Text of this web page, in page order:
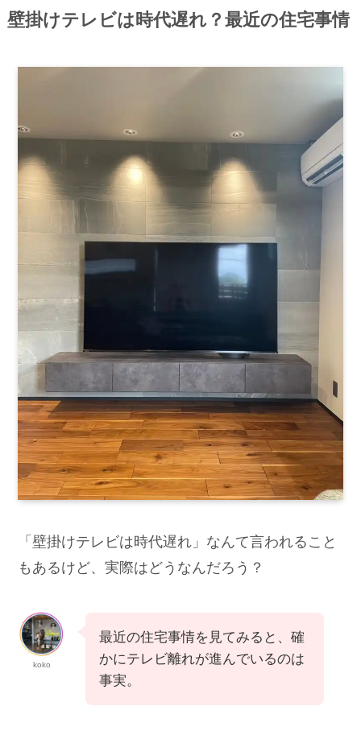
壁掛けテレビは時代遅れ？最近の住宅事情
「壁掛けテレビは時代遅れ」なんて言われること
もあるけど、実際はどうなんだろう？
koko
最近の住宅事情を見てみると、確
かにテレビ離れが進んでいるのは
事実。